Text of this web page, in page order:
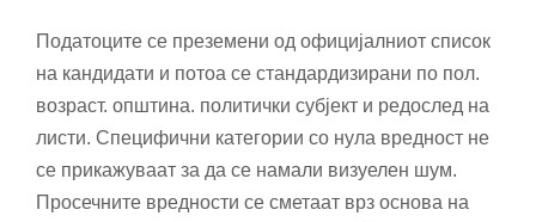
Податоците се преземени од официјалниот список
на кандидати и потоа се стандардизирани по пол.
возраст. општина. политички субјект и редослед на
листи. Специфични категории со нула вредност не
се прикажуваат за да се намали визуелен шум.
Просечните вредности се сметаат врз основа на